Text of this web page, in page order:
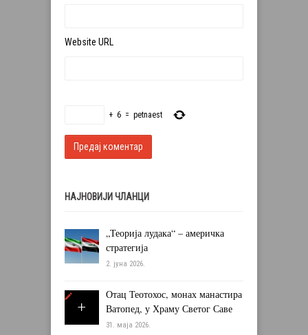
Website URL
+ 6 = petnaest
НАЈНОВИЈИ ЧЛАНЦИ
„Теорија лудака“ – америчка
стратегија
2. јуна 2026.
Отац Теотохос, монах манастира
Ватопед, у Храму Светог Саве
31. маја 2026.